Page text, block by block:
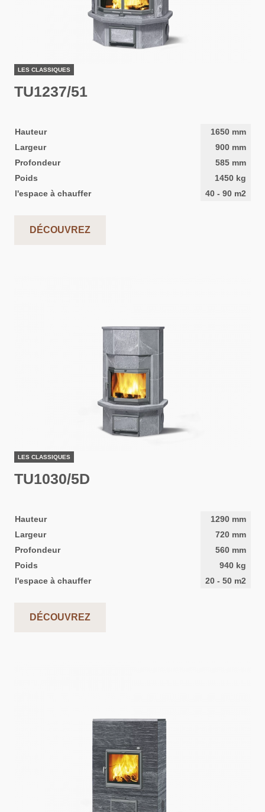
LES CLASSIQUES
TU1237/51
Hauteur 1650 mm
Largeur
900 mm
Profondeur
585 mm
Poids
1450 kg
l'espace à chauffer
40 - 90 m2
DÉCOUVREZ
LES CLASSIQUES
TU1030/5D
Hauteur 1290 mm
Largeur
720 mm
Profondeur
560 mm
Poids
940 kg
l'espace à chauffer
20 - 50 m2
DÉCOUVREZ